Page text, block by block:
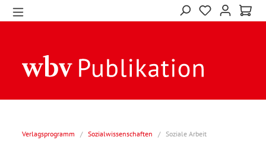
Verlagsprogramm / Sozialwissenschaften / Soziale Arbeit